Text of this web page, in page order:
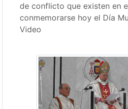
de conflicto que existen en
conmemorarse hoy el Día
Video